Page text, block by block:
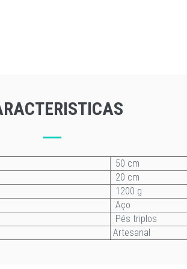
50 cm
20 cm
1200 g
Aço
Pés triplos
Artesanal